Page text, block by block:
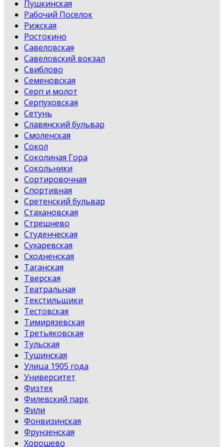
Пушкинская
Рабочий Поселок
Рижская
Ростокино
Савеловская
Савеловский вокзал
Свиблово
Семеновская
Серп и молот
Серпуховская
Сетунь
Славянский бульвар
Смоленская
Сокол
Соколиная Гора
Сокольники
Сортировочная
Спортивная
Сретенский бульвар
Стахановская
Стрешнево
Студенческая
Сухаревская
Сходненская
Таганская
Тверская
Театральная
Текстильщики
Тестовская
Тимирязевская
Третьяковская
Тульская
Тушинская
Улица 1905 года
Университет
Физтех
Филевский парк
Фили
Фонвизинская
Фрунзенская
Хорошево